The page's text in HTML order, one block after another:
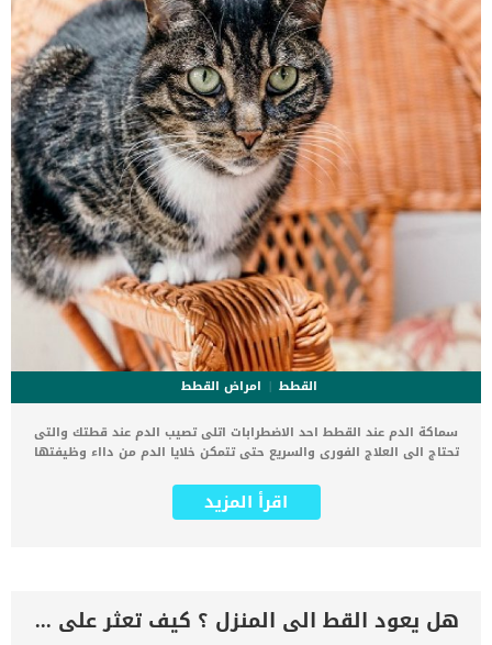
جميع الفحوصات فى الكشف عن سبب […]
القطط
امراض القطط
سماكة الدم عند القطط احد الاضطرابات اتلى تصيب الدم عند قطتك والتى
تحتاج الى العلاج الفورى والسريع حتى تتمكن خلايا الدم من دااء وظيفتها
القطط, والمقصود بالحمرة هنا هى الخلايا الحمراء. تعتبر سماكة الدم عند
القطط اضطراب في الدم ينطوي على زيادة سماكة الدم بشكل غير طبيعي
سنقدم لك الاسباب الكامنة خلف هذه المشكلة وخطوات الطبيب البيطرى
لتشخيص الحالة وافضل الطرق العلاجية. اقرا ايضا: خطورة تضخم خلايا
اقرأ المزيد
هل يعود القط الى المنزل ؟ كيف تعثر على القطط المفقودة